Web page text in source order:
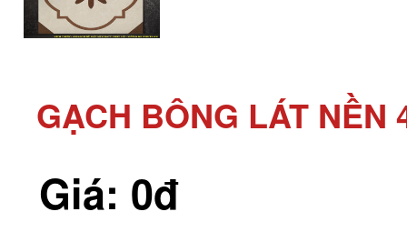
GẠCH BÔNG LÁT NỀN
Giá: 0đ